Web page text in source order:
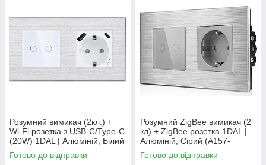
Розумний вимикач (2кл.) +
Wi-Fi розетка з USB-C/Type-C
(20W) 1DAL | Алюміній, Білий
(A157-GSW2G.WF-
STUTC.WF.WT)
Готово до відправки
Розумний ZigBee вимикач (2
кл) + ZigBee розетка 1DAL |
Алюміній, Сірий (A157-
GSW2G.ZB-ST.ZB.GR)
Готово до відправки